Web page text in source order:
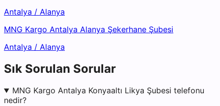
Antalya / Alanya
MNG Kargo Antalya Alanya Şekerhane Şubesi
Antalya / Alanya
Sık Sorulan Sorular
MNG Kargo Antalya Konyaaltı Likya Şubesi telefonu
nedir?